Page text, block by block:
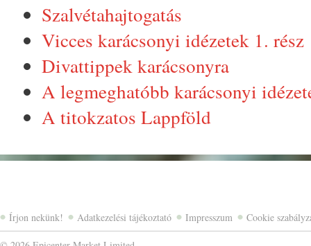
Szalvétahajtogatás
Vicces karácsonyi idézetek 1. rész
Divattippek karácsonyra
A legmeghatóbb karácsonyi
A titokzatos Lappföld
Írjon nekünk! Adatkezelési tájékoztató Impresszum Cookie